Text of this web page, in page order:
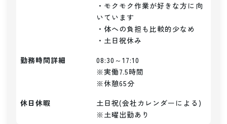
・モクモク作業が好きな方に向
いています
・体への負担も比較的少なめ
・土日祝休み
勤務時間詳細
08:30～17:10
※実働7.5時間
※休憩65分
休日休暇
土日祝(会社カレンダーによる)
※土曜出勤あり